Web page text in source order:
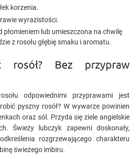
korzenia.
wyrazistości.
płomieniem lub umieszczona na chwilę
z rosołu głębię smaku i aromatu.
rosół? Bez przypraw
odpowiednimi przyprawami jest
pyszny rosół? W wywarze powinien
oraz sól. Przyda się ziele angielskie
Świeży lubczyk zapewni doskonały,
rozgrzewającego charakteru
świeżego imbiru.